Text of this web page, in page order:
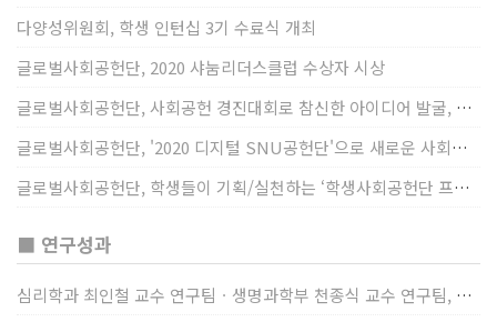
다양성위원회, 학생 인턴십 3기 수료식 개최
글로벌사회공헌단, 2020 샤눔리더스클럽 수상자 시상
글로벌사회공헌단, 사회공헌 경진대회로 참신한 아이디어 발굴, 지원
글로벌사회공헌단, '2020 디지털 SNU공헌단'으로 새로운 사회공헌에 도전
글로벌사회공헌단, 학생들이 기획/실천하는 ‘학생사회공헌단 프로젝트’ 진행
■ 연구성과
심리학과 최인철 교수 연구팀ㆍ생명과학부 천종식 교수 연구팀, 장내 마이크로바이옴과 정서적 웰빙간 관계 규명